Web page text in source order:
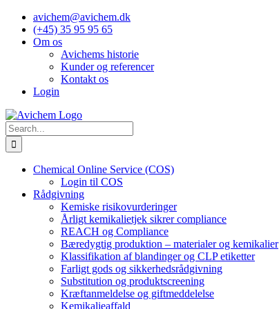
Skip
content
avichem@avichem.dk
(+45) 35 95 95 65
Om os
Avichems historie
Kunder og referencer
Kontakt os
Login
Search
for:
Chemical Online Service (COS)
Login til COS
Rådgivning
Kemiske risikovurderinger
Årligt kemikalietjek sikrer compliance
REACH og Compliance
Bæredygtig produktion – materialer og kemikalier
Klassifikation af blandinger og CLP etiketter
Farligt gods og sikkerhedsrådgivning
Substitution og produktscreening
Kræftanmeldelse og giftmeddelelse
Kemikalieaffald